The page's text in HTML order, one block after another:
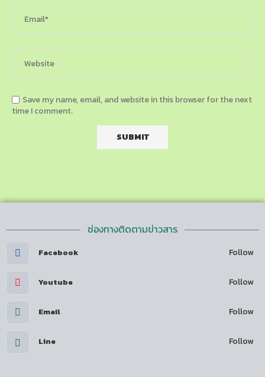
Save my name, email, and website in this browser for the next
time I comment.
ช่องทางติดตามข่าวสาร
Facebook Follow
Youtube Follow
Email Follow
Line Follow